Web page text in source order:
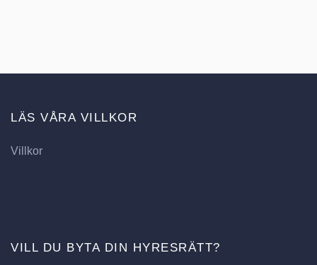
LÄS VÅRA VILLKOR
Villkor
VILL DU BYTA DIN HYRESRÄTT?